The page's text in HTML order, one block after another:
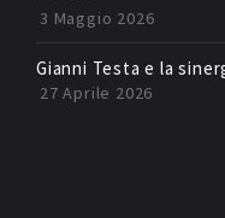
3 Maggio 2026
Gianni Testa e la
27 Aprile 2026